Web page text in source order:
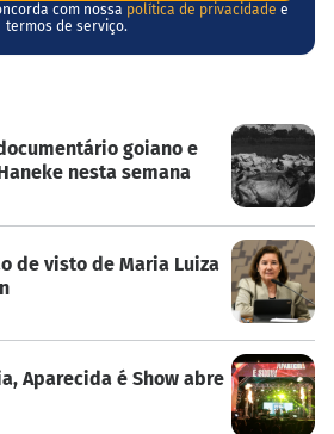
com nossa política de privacidade e
termos de serviço.
goiano e
nesta semana
de visto de Maria Luiza
Aparecida é Show abre